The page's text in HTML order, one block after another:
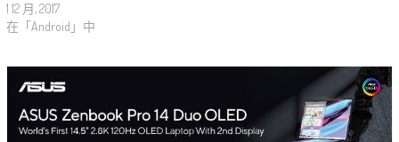
1 12 月, 2017
在「Android」中